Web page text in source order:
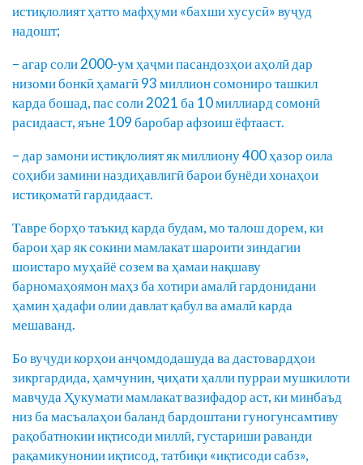
истиқлолият ҳатто мафҳуми «бахши хусусӣ» вуҷуд
надошт;
– агар соли 2000-ум ҳаҷми пасандозҳои аҳолӣ дар
низоми бонкӣ ҳамагӣ 93 миллион сомониро ташкил
карда бошад, пас соли 2021 ба 10 миллиард сомонӣ
расидааст, яъне 109 баробар афзоиш ёфтааст.
– дар замони истиқлолият як миллиону 400 ҳазор оила
соҳиби замини наздиҳавлигӣ барои бунёди хонаҳои
истиқоматӣ гардидааст.
Тавре борҳо таъкид карда будам, мо талош дорем, ки
барои ҳар як сокини мамлакат шароити зиндагии
шоистаро муҳайё созем ва ҳамаи нақшаву
барномаҳоямон маҳз ба хотири амалӣ гардонидани
ҳамин ҳадафи олии давлат қабул ва амалӣ карда
мешаванд.
Бо вуҷуди корҳои анҷомдодашуда ва дастовардҳои
зикргардида, ҳамчунин, ҷиҳати ҳалли пурраи мушкилоти
мавҷуда Ҳукумати мамлакат вазифадор аст, ки минбаъд
низ ба масъалаҳои баланд бардоштани гуногунсамтиву
рақобатнокии иқтисоди миллӣ, густариши раванди
рақамикунонии иқтисод, татбиқи «иқтисоди сабз»,